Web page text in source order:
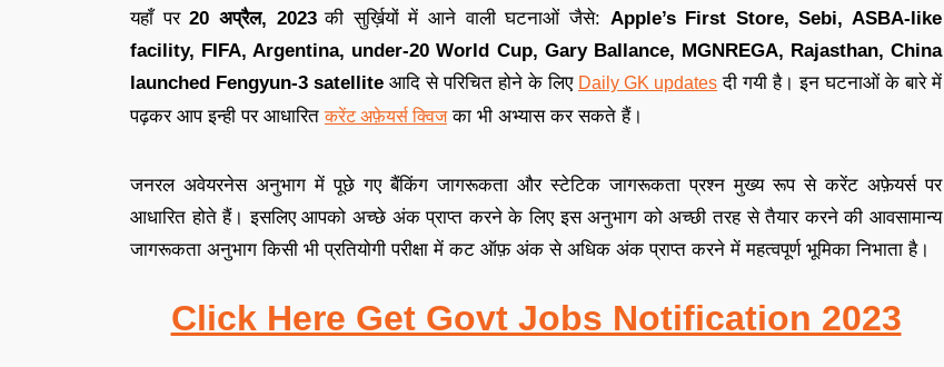
यहाँ पर20 अप्रैल, 2023 की सुर्ख़ियों में आने वाली घटनाओं जैसे: Apple’s First Store, Sebi, ASBA-like
facility, FIFA, Argentina, under-20 World Cup, Gary Ballance, MGNREGA, Rajasthan, China
launched Fengyun-3 satellite आदि से परिचित होने के लिए Daily GK updates दी गयी है। इन घटनाओं के बारे में
पढ़कर आप इन्ही पर आधारित करेंट अफ़ेयर्स क्विज का भी अभ्यास कर सकते हैं।
जनरल अवेयरनेस अनुभाग में पूछे गए बैंकिंग जागरूकता और स्टेटिक जागरूकता प्रश्न मुख्य रूप से करेंट अफ़ेयर्स पर
आधारित होते हैं। इसलिए आपको अच्छे अंक प्राप्त करने के लिए इस अनुभाग को अच्छी तरह से तैयार करने की आवसामान्य
जागरूकता अनुभाग किसी भी प्रतियोगी परीक्षा में कट ऑफ़ अंक से अधिक अंक प्राप्त करने में महत्वपूर्ण भूमिका निभाता है।
Click Here Get Govt Jobs Notification 2023